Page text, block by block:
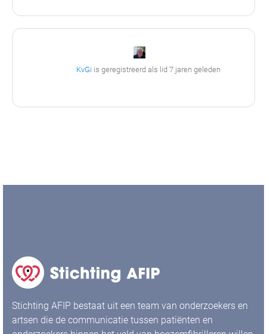
KvGi is geregistreerd als lid 7 jaren geleden
Stichting AFIP bestaat uit een team van onderzoekers en
artsen die de communicatie tussen patiënten en